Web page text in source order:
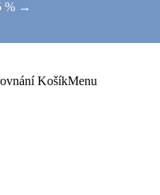
% →
KošíkMenu